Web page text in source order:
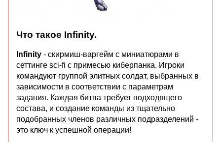
Что такое Infinity.
Infinity - скирмиш-варгейм с миниатюрами в
сеттинге sci-fi с примесью киберпанка. Игроки
командуют группой элитных солдат, выбранных в
зависимости в соответствии с параметрам
задания. Каждая битва требует подходящего
состава, и создание команды из тщательно
подобранных членов различных подразделений -
это ключ к успешной операции!